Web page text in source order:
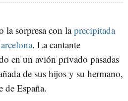
la sorpresa con laprecipitada
. La cantante
en un avión privado pasadas
de sus hijos y su hermano,
de España.